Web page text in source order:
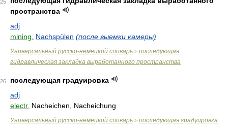
25
пространства
adj
mining.
Nachspülen (после выемки камеры)
Универсальный русско-немецкий словарь > последующая
гидравлическая закладка выработанного пространства
26
последующая градуировка
adj
electr. Nacheichen, Nacheichung
Универсальный русско-немецкий словарь > последующая градуировка